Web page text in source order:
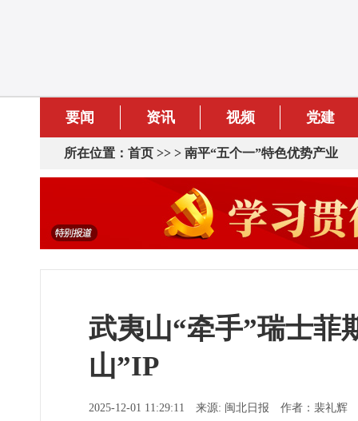
要闻 资讯 视频 党建
所在位置： 首页 >> > 南平“五个一”特色优势产业
武夷山“牵手”瑞士菲
山”IP
2025-12-01 11:29:11 来源: 闽北日报 作者：裴礼辉